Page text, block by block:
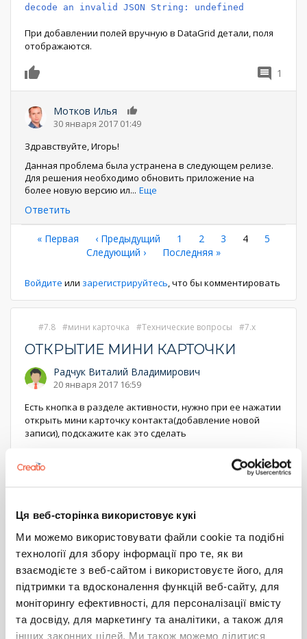
Ця веб-сторінка використовує кукі
Ми можемо використовувати файли cookie та подібні
технології для збору інформації про те, як ви
взаємодієте з веб-сайтом і використовуєте його, для
підтримки та вдосконалення функцій веб-сайту, для
моніторингу ефективності, для персоналізації вмісту
та досвіду, для маркетингу та аналітики, а також для
інших законних цілей. Ми також можемо ділитися
decode an invalid JSON String: undefined
При добавлении полей вручную в DataGrid детали, поля
отображаются.
1
Мотков Илья
30 января 2017 01:49
Здравствуйте, Игорь!
Данная проблема была устранена в следующем релизе.
Для решения необходимо обновить приложение на
более новую версию ил... Еще
Ответить
Нумерация
страниц
Первая
« Первая ←
‹ Предыдущий Страница
1 Страница
2 Страница
3
Текущая
4
5
Следующая
Следующий ›
Последняя
Последняя »
Войдите или зарегистрируйтесь, что бы комментировать
7.8 мини карточка Технические вопросы 7.x
ОТКРЫТИЕ МИНИ КАРТОЧКИ
Радчук Виталий Владимирович
20 января 2017 16:59
Есть кнопка в разделе активности, нужно при ее нажатии
открыть мини карточку контакта(добавление новой
записи), подскажите как это сделать
3 9
20 января 2017 18:25
Здравствуйте!
Вы можете добавить обработчик события нажатия
Рекомендую посмотреть реализацию метода addRecord()
в схеме BaseProfileSchema
... Еще
Ответить